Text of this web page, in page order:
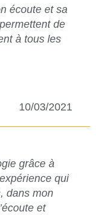
écoute et sa
de
à tous les
10/03/2021
grâce à
qui
dans mon
et